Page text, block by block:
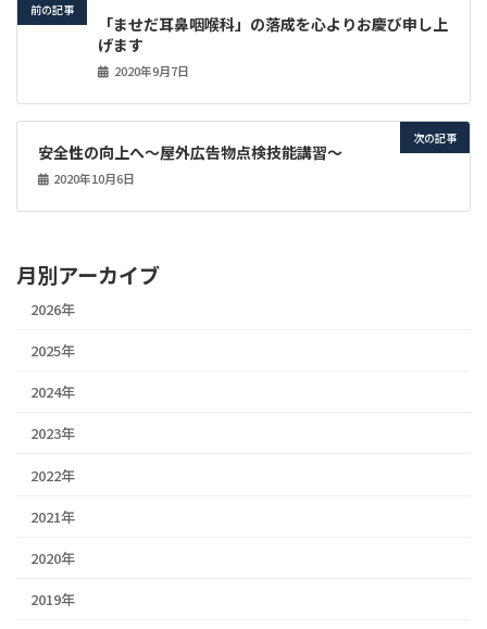
前の記事
「ませだ耳鼻咽喉科」の落成を心よりお慶び申し上
げます
2020年9月7日
次の記事
安全性の向上へ～屋外広告物点検技能講習～
2020年10月6日
月別アーカイブ
2026年
2025年
2024年
2023年
2022年
2021年
2020年
2019年